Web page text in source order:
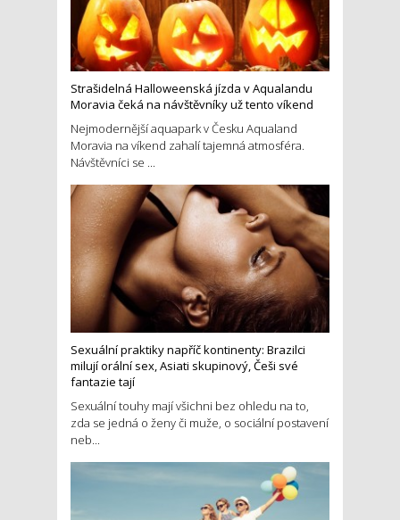
Strašidelná Halloweenská jízda v Aqualandu
Moravia čeká na návštěvníky už tento víkend
Nejmodernější aquapark v Česku Aqualand
Moravia na víkend zahalí tajemná atmosféra.
Návštěvníci se ...
Sexuální praktiky napříč kontinenty: Brazilci
milují orální sex, Asiati skupinový, Češi své
fantazie tají
Sexuální touhy mají všichni bez ohledu na to,
zda se jedná o ženy či muže, o sociální postavení
neb...